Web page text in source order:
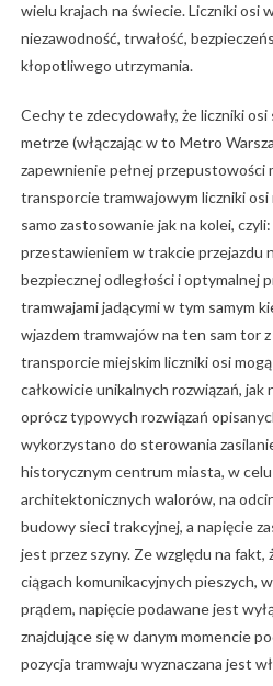
wielu krajach na świecie. Liczniki osi
niezawodność, trwałość,
kłopotliwego utrzymania.
Cechy te zdecydowały, że liczniki
metrze (włączając w to Metro
zapewnienie pełnej przepustowości
transporcie tramwajowym liczniki osi
samo zastosowanie jak na kolei,
przestawieniem w trakcie przejazdu
bezpiecznej odległości i optymalnej
tramwajami jadącymi w tym samym
wjazdem tramwajów na ten sam tor
transporcie miejskim liczniki osi
całkowicie unikalnych rozwiązań, jak
oprócz typowych rozwiązań
wykorzystano do sterowania
historycznym centrum miasta, w
architektonicznych walorów, na
budowy sieci trakcyjnej, a napięcie
jest przez szyny. Ze względu na
ciągach komunikacyjnych pieszych,
prądem, napięcie podawane jest
znajdujące się w danym momencie
pozycja tramwaju wyznaczana jest